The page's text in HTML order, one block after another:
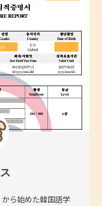
から始めた韓国語学